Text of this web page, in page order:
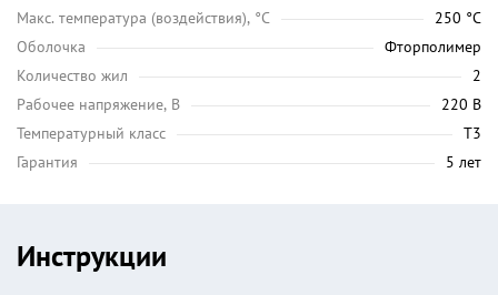
Макс. температура (воздействия), °C
250 °C
Оболочка
Фторполимер
Количество жил
2
Рабочее напряжение, В
220 В
Температурный класс
Т3
Гарантия
5 лет
Инструкции